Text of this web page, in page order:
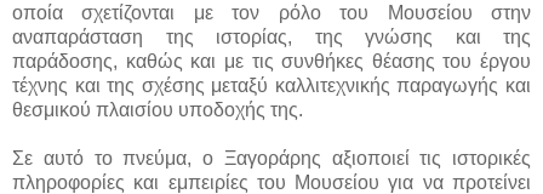
οποία σχετίζονται με τον ρόλο του Μουσείου στην
αναπαράσταση της ιστορίας, της γνώσης και της
παράδοσης, καθώς και με τις συνθήκες θέασης του έργου
τέχνης και της σχέσης μεταξύ καλλιτεχνικής παραγωγής και
θεσμικού πλαισίου υποδοχής της.
Σε αυτό το πνεύμα, o Ξαγοράρης αξιοποιεί τις ιστορικές
πληροφορίες και εμπειρίες του Μουσείου για να προτείνει